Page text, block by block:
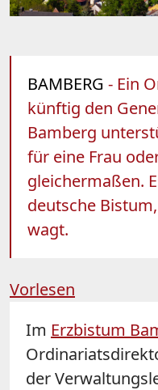
BAMBERG - Ein
künftig den
Bamberg
für eine Frau
gleichermaßen.
deutsche
wagt.
Vorlesen
Im Erzbistum
der